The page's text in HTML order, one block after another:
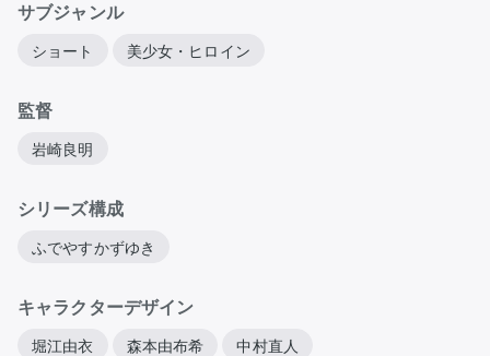
サブジャンル
ショート 美少女・ヒロイン
監督
岩崎良明
シリーズ構成
ふでやすかずゆき
キャラクターデザイン
堀江由衣 森本由布希 中村直人